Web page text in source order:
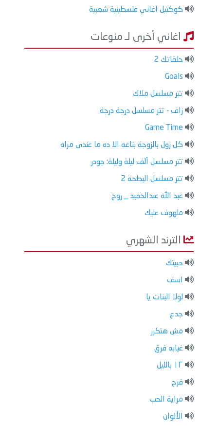
كوكتيل اغاني فلسطينية شعبية
اغاني أخرى لـ منوعات
حلقاتك 2
Goals
تتر مسلسل ملاك
زاف - تتر مسلسل درجة درجة
Game Time
كل زول بالزوجة بتاعه الا ده ما عندى مراه
تتر مسلسل ألف ليلة وليلة: جودر
تتر مسلسل البطحة 2
عبد الله عبدالحميد _ روح
ملهوف عليك
الترند الشهري
حبيتك
اسف
لولا البنات يا
جدع
مش هتكرر
غيابه فرق
١٢ بالليل
فرح
مراية الحب
الألوان